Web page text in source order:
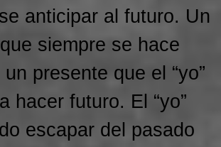
anticipar al futuro. Un
siempre se hace
presente que el “yo”
hacer futuro. El “yo”
escapar del pasado